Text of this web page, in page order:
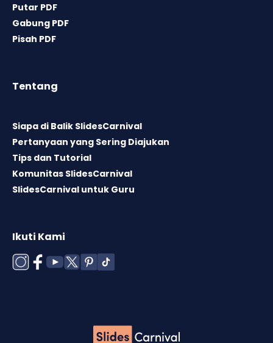
Putar PDF
Gabung PDF
Pisah PDF
Tentang
Siapa di Balik SlidesCarnival
Pertanyaan yang Sering Diajukan
Tips dan Tutorial
Komunitas SlidesCarnival
SlidesCarnival untuk Guru
Ikuti Kami